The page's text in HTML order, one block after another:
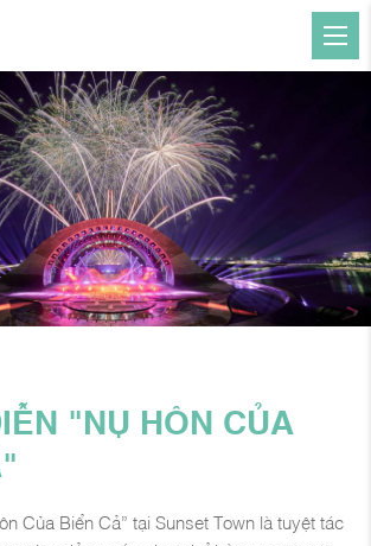
"NỤ HÔN CỦA
Của Biển Cả” tại Sunset Town là tuyệt tác